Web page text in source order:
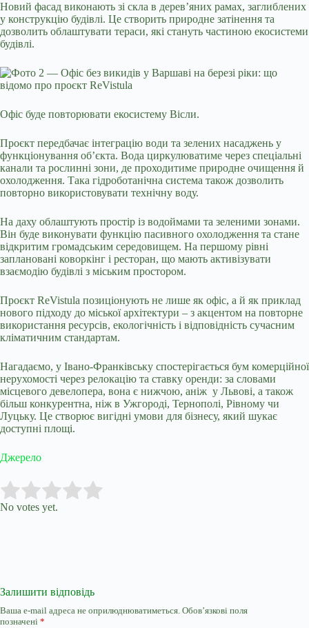
Новий фасад виконають зі скла в дерев’яних рамах, заглиблених
у конструкцію будівлі. Це створить природне затінення та
дозволить облаштувати тераси, які стануть частиною екосистеми
будівлі.
Офіс буде повторювати екосистему Вісли.
Проєкт передбачає інтеграцію води та зелених насаджень у
функціонування об’єкта. Вода циркулюватиме через спеціальні
канали та рослинні зони, де проходитиме природне очищення й
охолодження. Така гідроботанічна система також дозволить
повторно використовувати технічну воду.
На даху облаштують простір із водоймами та зеленими зонами.
Він буде виконувати функцію пасивного охолодження та стане
відкритим громадським середовищем. На першому рівні
заплановані коворкінг і ресторан, що мають активізувати
взаємодію будівлі з міським простором.
Проєкт ReVistula позиціонують не лише як офіс, а й як приклад
нового підходу до міської архітектури – з акцентом на повторне
використання ресурсів, екологічність і відповідність сучасним
кліматичним стандартам.
Нагадаємо, у Івано-Франківську спостерігається бум комерційної
нерухомості через релокацію та ставку оренди: за словами
місцевого девелопера, вона є нижчою, аніж у Львові, а також
більш конкурентна, ніж в Ужгороді, Тернополі, Рівному чи
Луцьку. Це створює вигідні умови для бізнесу, який шукає
доступні площі.
Джерело
Rate this item:
No votes yet.
Залишити відповідь
Ваша e-mail адреса не оприлюднюватиметься. Обов’язкові поля
позначені *